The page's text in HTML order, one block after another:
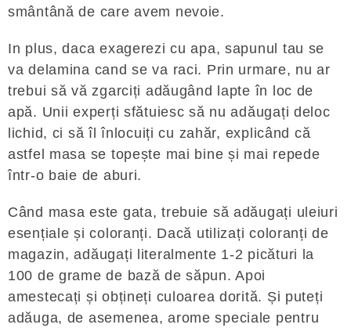
smântână de care avem nevoie.
In plus, daca exagerezi cu apa, sapunul tau se
va delamina cand se va raci. Prin urmare, nu ar
trebui să vă zgarciți adăugând lapte în loc de
apă. Unii experți sfătuiesc să nu adăugați deloc
lichid, ci să îl înlocuiți cu zahăr, explicând că
astfel masa se topește mai bine și mai repede
într-o baie de aburi.
Când masa este gata, trebuie să adăugați uleiuri
esențiale și coloranți. Dacă utilizați coloranți de
magazin, adăugați literalmente 1-2 picături la
100 de grame de bază de săpun. Apoi
amestecați și obțineți culoarea dorită. Și puteți
adăuga, de asemenea, arome speciale pentru